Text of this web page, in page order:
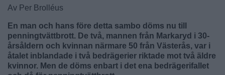
Av Per Brolléus
En man och hans före detta sambo döms nu till
penningtvättbrott. De två, mannen från Markaryd i 30-
årsåldern och kvinnan närmare 50 från Västerås, var i
åtalet inblandade i två bedrägerier riktade mot två äldre
kvinnor. Men de döms enbart i det ena bedrägerifallet